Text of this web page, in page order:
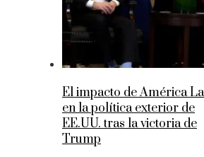
El impacto de América
en la política exterior de
EE.UU. tras la victoria de
Trump